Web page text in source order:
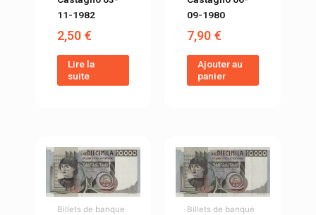
11-1982
2,50€
Lire la
suite
09-1980
7,90€
Ajouter au
panier
Billets de banque Billets de banque